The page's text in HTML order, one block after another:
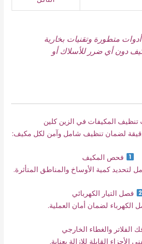
متطورة وتقنيات بخارية
دون أي ضرر للأسلاك أو
المكيفات في الزين كلين
لضمان تنظيف شامل وآمن لكل مكيف:
فحص المكيف
لتحديد كمية الأوساخ والمناطق المتأثرة.
فصل التيار الكهربائي
الكهرباء لضمان أمان العملية.
الفلاتر والغطاء الخارجي
الأجزاء القابلة للإزالة بعناية.